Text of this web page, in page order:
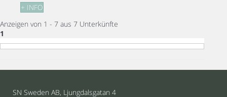
+ INFO
Anzeigen von 1 - 7 aus 7 Unterkünfte
1
SN Sweden AB, Ljungdalsgatan 4